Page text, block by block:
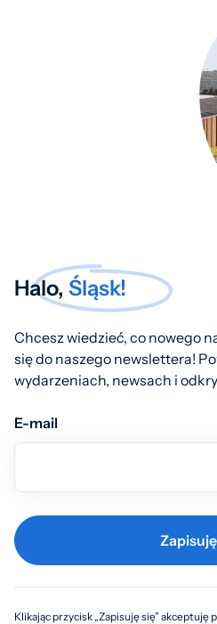
Halo, Śląsk!
Chcesz wiedzieć, co nowego
się do naszego newslettera!
wydarzeniach, newsach i
E-mail
Klikając przycisk „Zapisuję się” akceptuję